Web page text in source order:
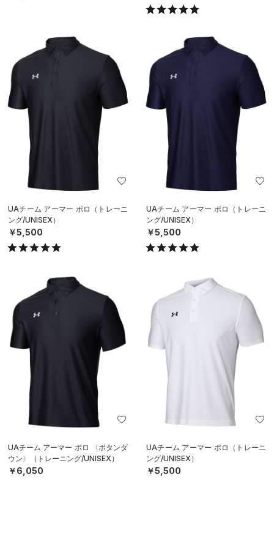
UAチーム アーマー ポロ（トレーニ
ング/UNISEX）
￥5,500
UAチーム アーマー ポロ（トレーニ
ング/UNISEX）
￥5,500
UAチーム アーマー ポロ 〈ボタンダ
ウン〉（トレーニング/UNISEX）
￥6,050
UAチーム アーマー ポロ（トレーニ
ング/UNISEX）
￥5,500